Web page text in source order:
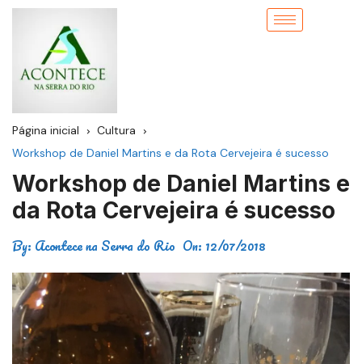
Página inicial
Cultura
Workshop de Daniel Martins e da Rota Cervejeira é sucesso
Workshop de Daniel Martins e
da Rota Cervejeira é sucesso
By: Acontece na Serra do Rio On: 12/07/2018